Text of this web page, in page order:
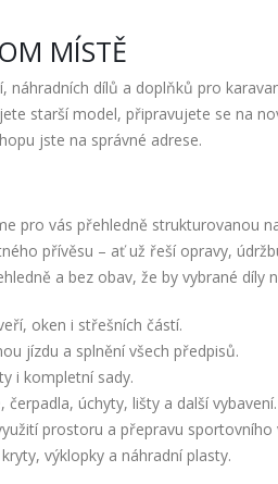
MÍSTĚ
dílů a doplňků pro
starší model, připravujete se na
jste na správné adrese.
pro vás přehledně strukturovanou
přívěsu – ať už řeší opravy,
a bez obav, že by vybrané díly
oken i střešních částí.
jízdu a splnění všech předpisů.
i kompletní sady.
čerpadla, úchyty, lišty a další vybavení.
prostoru a přepravu sportovního
výklopky a náhradní plasty.